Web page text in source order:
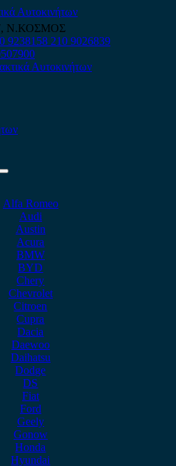
Ν.ΚΟΣΜΟΣ
9238158 210 9026839
Alfa Romeo
Audi
Austin
Acura
BMW
BYD
Chery
Chevrolet
Citroen
Cupra
Dacia
Daewoo
Daihatsu
Dodge
DS
Fiat
Ford
Geely
Gonow
Honda
Hyundai